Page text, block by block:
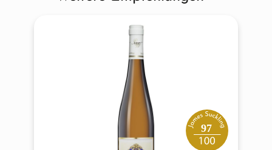
97